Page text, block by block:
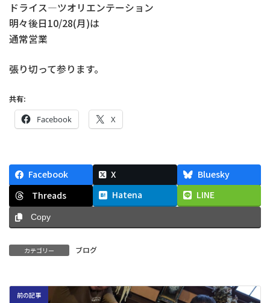
ドライス―ツオリエンテーション
明々後日10/28(月)は
通常営業
張り切って参ります。
共有:
Facebook X
Facebook X
Bluesky
Threads
Hatena LINE
Copy
カテゴリー ブログ
前の記事